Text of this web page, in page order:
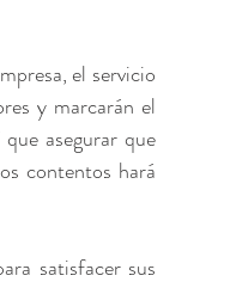
el servicio
y marcarán el
asegurar que
contentos hará